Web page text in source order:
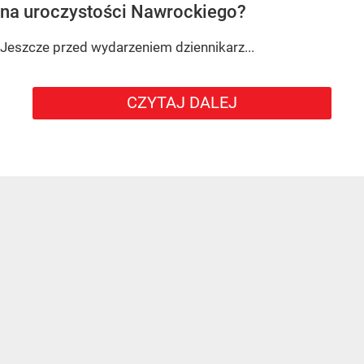
na uroczystości Nawrockiego?
Jeszcze przed wydarzeniem dziennikarz...
CZYTAJ DALEJ